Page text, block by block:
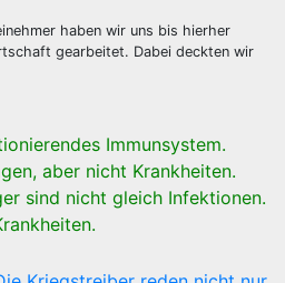
haben wir uns bis hierher
gearbeitet. Dabei deckten wir
Immunsystem.
aber nicht Krankheiten.
sind nicht gleich Infektionen.